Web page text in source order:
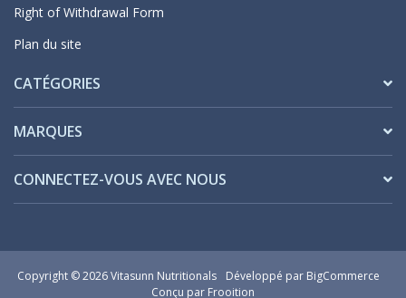
Right of Withdrawal Form
Plan du site
CATÉGORIES
MARQUES
CONNECTEZ-VOUS AVEC NOUS
Copyright © 2026 Vitasunn Nutritionals Développé par BigCommerce
Conçu par Frooition